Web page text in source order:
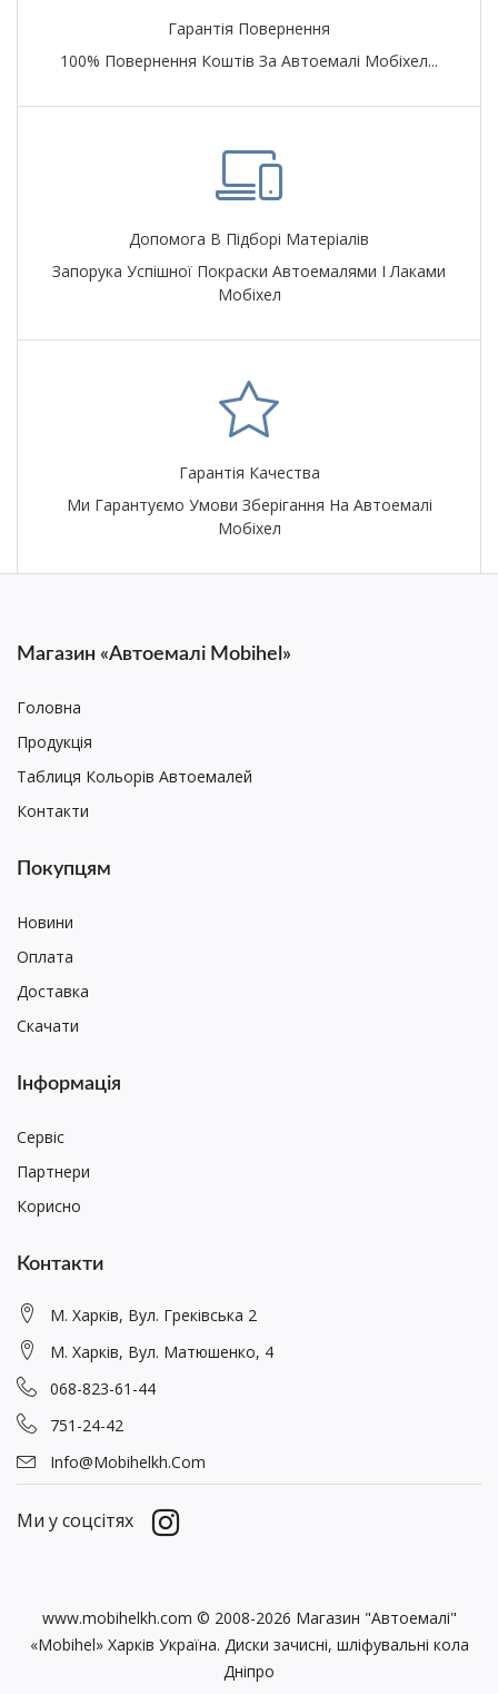
Гарантія Повернення
100% Повернення Коштів За Автоемалі Мобіхел...
Допомога В Підборі Матеріалів
Запорука Успішної Покраски Автоемалями І Лаками
Мобіхел
Гарантія Качества
Ми Гарантуємо Умови Зберігання На Автоемалі
Мобіхел
Магазин «Автоемалі Mobihel»
Головна
Продукція
Таблиця Кольорів Автоемалей
Контакти
Покупцям
Новини
Оплата
Доставка
Скачати
Інформація
Сервіс
Партнери
Корисно
Контакти
М. Харків, Вул. Греківська 2
М. Харків, Вул. Матюшенко, 4
068-823-61-44
751-24-42
Info@mobihelkh.com
Ми у соцсітях
www.mobihelkh.com © 2008-2026 Магазин "Автоемалі"
«Mobihel» Харків Україна. Диски зачисні, шліфувальні кола
Дніпро